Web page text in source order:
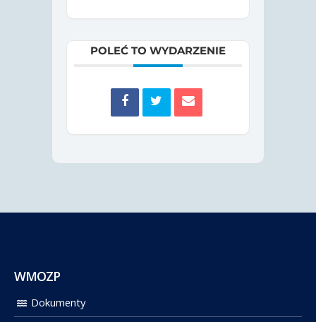
POLEĆ TO WYDARZENIE
WMOZP
Dokumenty